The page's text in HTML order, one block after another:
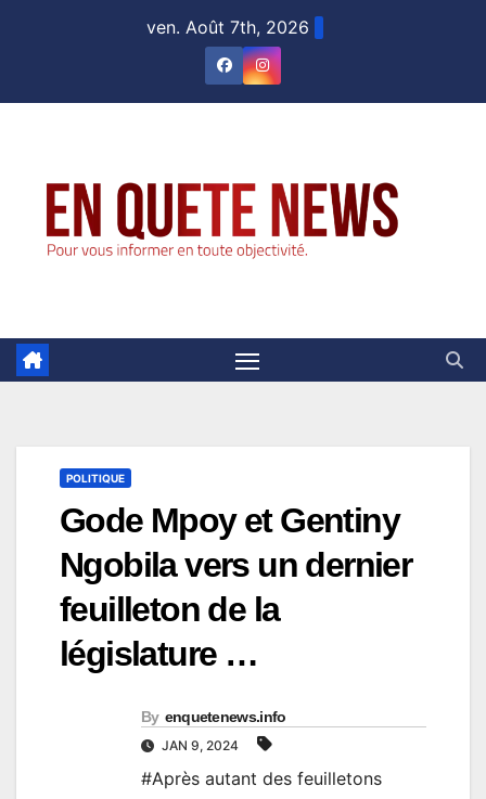
ven. Août 7th, 2026
POLITIQUE
Gode Mpoy et Gentiny
Ngobila vers un dernier
feuilleton de la
législature …
By enquetenews.info
JAN 9, 2024
#Après autant des feuilletons